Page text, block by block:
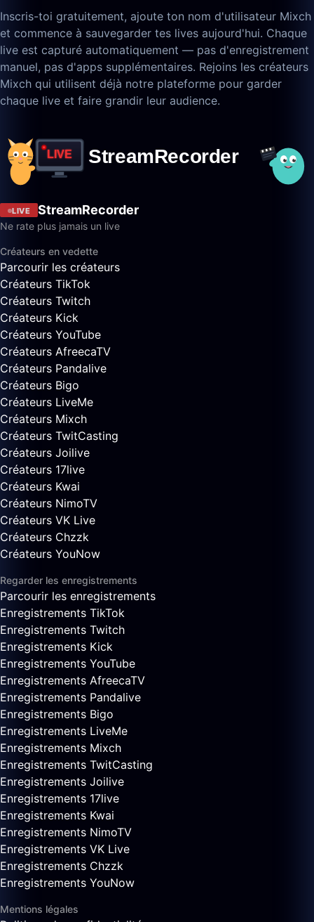
Inscris-toi gratuitement, ajoute ton nom d'utilisateur Mixch
et commence à sauvegarder tes lives aujourd'hui. Chaque
live est capturé automatiquement — pas d'enregistrement
manuel, pas d'apps supplémentaires. Rejoins les créateurs
Mixch qui utilisent déjà notre plateforme pour garder
chaque live et faire grandir leur audience.
LIVE StreamRecorder
Ne rate plus jamais un live
Créateurs en vedette
Parcourir les créateurs
Créateurs TikTok
Créateurs Twitch
Créateurs Kick
Créateurs YouTube
Créateurs AfreecaTV
Créateurs Pandalive
Créateurs Bigo
Créateurs LiveMe
Créateurs Mixch
Créateurs TwitCasting
Créateurs Joilive
Créateurs 17live
Créateurs Kwai
Créateurs NimoTV
Créateurs VK Live
Créateurs Chzzk
Créateurs YouNow
Regarder les enregistrements
Parcourir les enregistrements
Enregistrements TikTok
Enregistrements Twitch
Enregistrements Kick
Enregistrements YouTube
Enregistrements AfreecaTV
Enregistrements Pandalive
Enregistrements Bigo
Enregistrements LiveMe
Enregistrements Mixch
Enregistrements TwitCasting
Enregistrements Joilive
Enregistrements 17live
Enregistrements Kwai
Enregistrements NimoTV
Enregistrements VK Live
Enregistrements Chzzk
Enregistrements YouNow
Mentions légales